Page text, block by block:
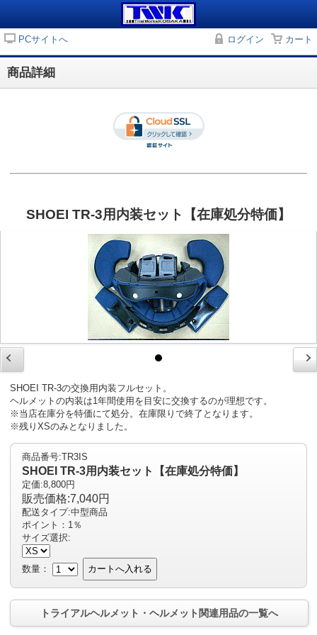
PCサイトへ ログイン カート
商品詳細
SHOEI TR-3用内装セット【在庫処分特価】
SHOEI TR-3の交換用内装フルセット。
ヘルメットの内装は1年間使用を目安に交換するのが理想です。
※当店在庫分を特価にて処分。在庫限りで終了となります。
※残りXSのみとなりました。
商品番号:TR3IS
SHOEI TR-3用内装セット【在庫処分特価】
定価:8,800円
販売価格:7,040円
配送タイプ:中型商品
ポイント：1％
サイズ選択:
数量： カートへ入れる
トライアルヘルメット・ヘルメット関連用品の一覧へ